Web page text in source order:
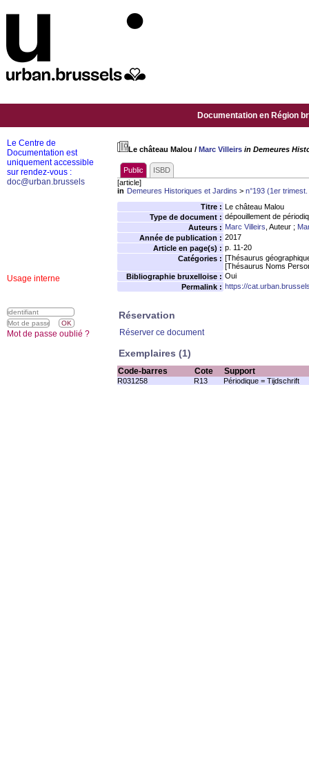
Documentation en Région
Le château Malou / Marc Villeirs in Demeures
Public
ISBD
[article]
in Demeures Historiques et Jardins > n°193 (1er
Titre : Le château Malou
Type de document : dépouillement de
Auteurs : Marc Villeirs , Auteur ;
Année de publication : 2017
Article en page(s) : p. 11-20
Catégories : [Thésaurus
[Thésaurus Noms
Bibliographie bruxelloise : Oui
Permalink : https://
Réservation
Réserver ce document
Exemplaires (1)
Code-barres Cote Support
R031258 R13 Périodique = Tijdschrift
Le Centre de
Documentation est
uniquement accessible
sur rendez-vous :
doc@urban.brussels
Usage interne
Mot de passe oublié ?